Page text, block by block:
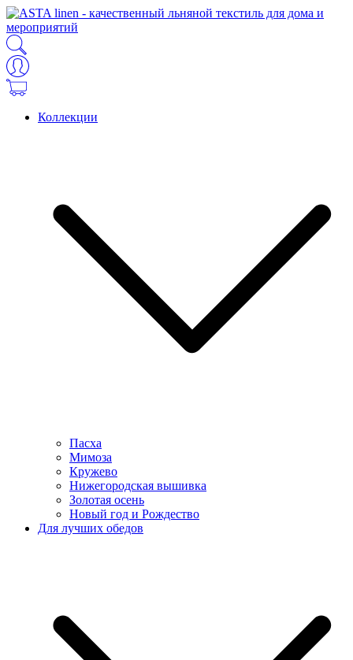
Коллекции
Пасха
Мимоза
Кружево
Нижегородская вышивка
Золотая осень
Новый год и Рождество
Для лучших обедов